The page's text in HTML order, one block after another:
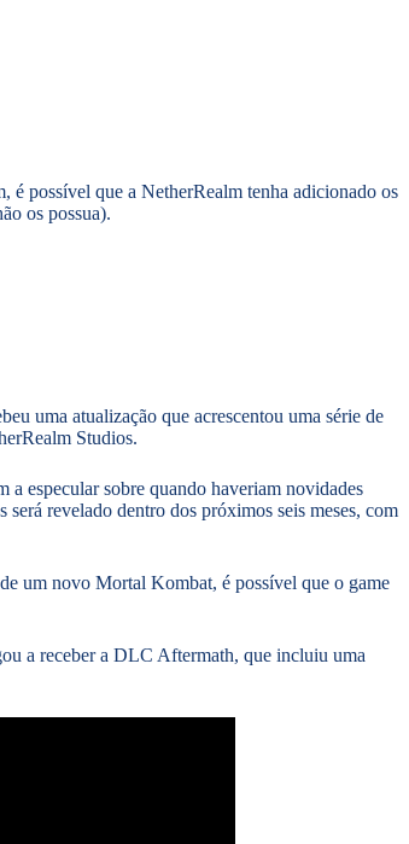
possível que a NetherRealm tenha adicionado os
os possua).
uma atualização que acrescentou uma série de
Studios.
especular sobre quando haveriam novidades
revelado dentro dos próximos seis meses, com
um novo Mortal Kombat, é possível que o game
a receber a DLC Aftermath, que incluiu uma